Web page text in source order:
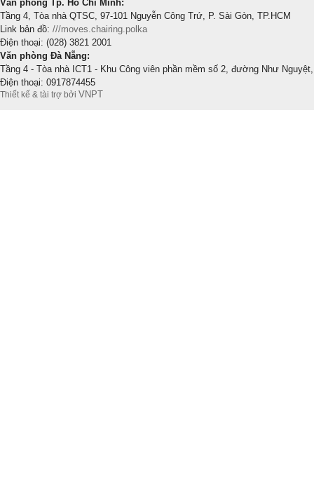
Văn phòng Tp. Hồ Chí Minh:
Tầng 4, Tòa nhà QTSC, 97-101 Nguyễn Công Trứ, P. Sài Gòn, TP.HCM
Link bản đồ: ///moves.chairing.polka
Điện thoại: (028) 3821 2001
Văn phòng Đà Nẵng:
Tầng 4 - Tòa nhà ICT1 - Khu Công viên phần mềm số 2, đường Như
Điện thoại: 0917874455
Thiết kế & tài trợ bởi VNPT